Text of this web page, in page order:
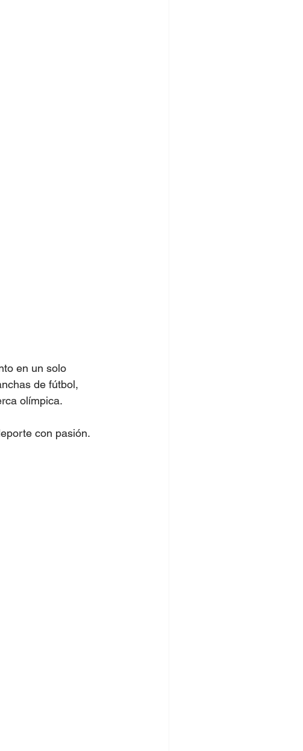
en un solo
de fútbol,
olímpica.
con pasión.